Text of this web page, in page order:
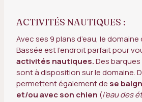
ACTIVITÉS NAUTIQUES :
Avec ses 9 plans d’eau, le
Bassée est l’endroit parfait pour
activités nautiques.Des
sont à disposition sur le domaine.
permettent également de se
et/ou avec son chien (l’eau des